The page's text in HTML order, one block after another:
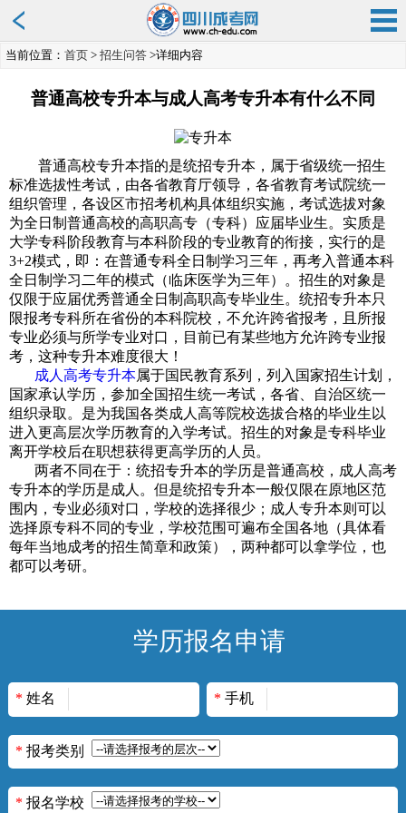
当前位置： 首页 > 招生问答 >详细内容
普通高校专升本与成人高考专升本有什么不同
普通高校专升本指的是统招专升本，属于省级统一招生
标准选拔性考试，由各省教育厅领导，各省教育考试院统一
组织管理，各设区市招考机构具体组织实施，考试选拔对象
为全日制普通高校的高职高专（专科）应届毕业生。实质是
大学专科阶段教育与本科阶段的专业教育的衔接，实行的是
3+2模式，即：在普通专科全日制学习三年，再考入普通本科
全日制学习二年的模式（临床医学为三年）。招生的对象是
仅限于应届优秀普通全日制高职高专毕业生。统招专升本只
限报考专科所在省份的本科院校，不允许跨省报考，且所报
专业必须与所学专业对口，目前已有某些地方允许跨专业报
考 ，这种专升本难度很大！
成人高考专升本属于国民教育系列，列入国家招生计划，
国家承认学历，参加全国招生统一考试，各省、自治区统一
组织录取。是为我国各类成人高等院校选拔合格的毕业生以
进入更高层次学历教育的入学考试。招生的对象是专科毕业
离开学校后在职想获得更高学历的人员。
两者不同在于： 统招专升本的学历是普通高校，成人 高考
专升本的学历是成人。但是统招专升本一般仅限在原地区范
围内，专业必须对口，学校的选择很少；成人专升本则可以
选择原专科不同的专业，学校范围可遍布全国各地（具体看
每年当地成考的招生简章和政策）， 两种都可以拿学位， 也
都可以考研。
学历报名申请
* 姓名 * 手机
* 报考类别
* 报名学校